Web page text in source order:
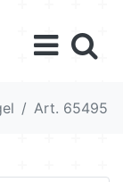
Art. 65495